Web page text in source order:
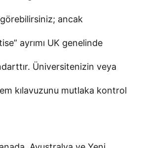
ancak
ayrımı UK genelinde
Üniversitenizin veya
kılavuzunu mutlaka kontrol